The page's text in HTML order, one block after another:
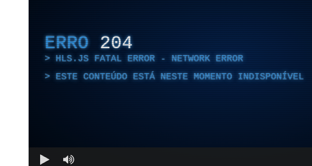
ERRO 204
HLS.JS FATAL ERROR - NETWORK ERROR
ESTE CONTEÚDO ESTÁ NESTE MOMENTO INDISPONÍVEL